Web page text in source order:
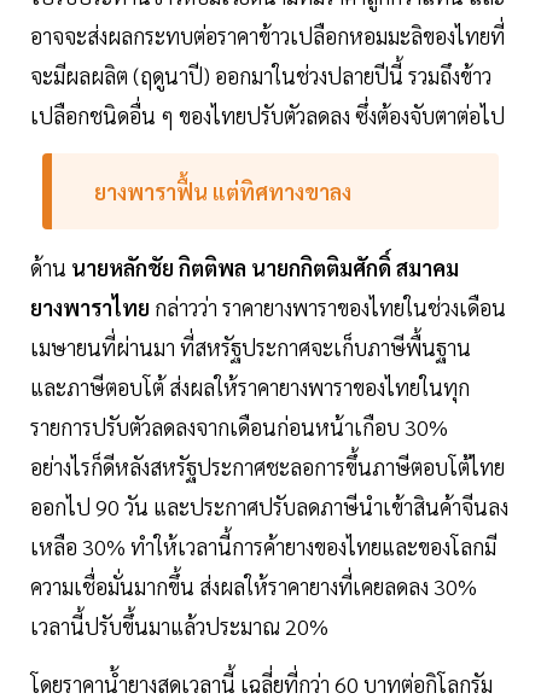
อาจจะส่งผลกระทบต่อราคาข้าวเปลือกหอมมะลิของไทยที่
จะมีผลผลิต (ฤดูนาปี) ออกมาในช่วงปลายปีนี้ รวมถึงข้าว
เปลือกชนิดอื่น ๆ ของไทยปรับตัวลดลง ซึ่งต้องจับตาต่อไป
ยางพาราฟื้น แต่ทิศทางขาลง
ด้าน นายหลักชัย กิตติพล นายกกิตติมศักดิ์ สมาคม
ยางพาราไทย กล่าวว่า ราคายางพาราของไทยในช่วงเดือน
เมษายนที่ผ่านมา ที่สหรัฐประกาศจะเก็บภาษีพื้นฐาน
และภาษีตอบโต้ ส่งผลให้ราคายางพาราของไทยในทุก
รายการปรับตัวลดลงจากเดือนก่อนหน้าเกือบ 30%
อย่างไรก็ดีหลังสหรัฐประกาศชะลอการขึ้นภาษีตอบโต้ไทย
ออกไป 90 วัน และประกาศปรับลดภาษีนำเข้าสินค้าจีนลง
เหลือ 30% ทำให้เวลานี้การค้ายางของไทยและของโลกมี
ความเชื่อมั่นมากขึ้น ส่งผลให้ราคายางที่เคยลดลง 30%
เวลานี้ปรับขึ้นมาแล้วประมาณ 20%
โดยราคาน้ำยางสดเวลานี้ เฉลี่ยที่กว่า 60 บาทต่อกิโลกรัม